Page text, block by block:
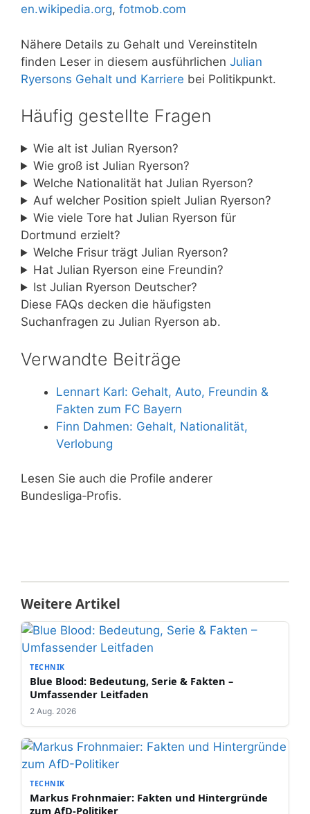
en.wikipedia.org, fotmob.com
Nähere Details zu Gehalt und Vereinstiteln
finden Leser in diesem ausführlichen Julian
Ryersons Gehalt und Karriere bei Politikpunkt.
Häufig gestellte Fragen
Wie alt ist Julian Ryerson?
Wie groß ist Julian Ryerson?
Welche Nationalität hat Julian Ryerson?
Auf welcher Position spielt Julian Ryerson?
Wie viele Tore hat Julian Ryerson für
Dortmund erzielt?
Welche Frisur trägt Julian Ryerson?
Hat Julian Ryerson eine Freundin?
Ist Julian Ryerson Deutscher?
Diese FAQs decken die häufigsten
Suchanfragen zu Julian Ryerson ab.
Verwandte Beiträge
Lennart Karl: Gehalt, Auto, Freundin &
Fakten zum FC Bayern
Finn Dahmen: Gehalt, Nationalität,
Verlobung
Lesen Sie auch die Profile anderer
Bundesliga‑Profis.
Weitere Artikel
TECHNIK
Blue Blood: Bedeutung, Serie & Fakten –
Umfassender Leitfaden
2 Aug. 2026
TECHNIK
Markus Frohnmaier: Fakten und Hintergründe
zum AfD-Politiker